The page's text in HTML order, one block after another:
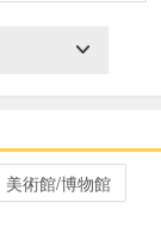
美術館/博物館